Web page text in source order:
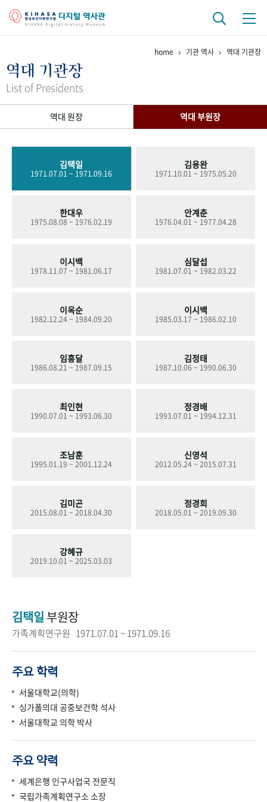
걸어온 길 기관 변천사
연구 역사
기록물 아카이브
사진 아카이브 문서 기록물 영상 기록물
주년 기념
성과 50선 숫자로 보는 50년
주년 광장
home 기관 역사 역대 기관장
역대 기관장
List of Presidents
역대 원장 역대 부원장
김택일
1971.07.01 ~ 1971.09.16
김용완
1971.10.01 ~ 1975.05.20
한대우
1975.08.08 ~ 1976.02.19
안계춘
1976.04.01 ~ 1977.04.28
이시백
1978.11.07 ~ 1981.06.17
심달섭
1981.07.01 ~ 1982.03.22
이옥순
1982.12.24 ~ 1984.09.20
이시백
1985.03.17 ~ 1986.02.10
임흥달
1986.08.21 ~ 1987.09.15
김정태
1987.10.06 ~ 1990.06.30
최인현
1990.07.01 ~ 1993.06.30
정경배
1993.07.01 ~ 1994.12.31
조남훈
1995.01.19 ~ 2001.12.24
신영석
2012.05.24 ~ 2015.07.31
김미곤
2015.08.01 ~ 2018.04.30
정경희
2018.05.01 ~ 2019.09.30
강혜규
2019.10.01 ~ 2025.03.03
김택일 부원장
가족계획연구원 1971.07.01 ~ 1971.09.16
주요 학력
서울대학교(의학)
싱가폴의대 공중보건학 석사
서울대학교 의학 박사
주요 약력
세계은행 인구사업국 전문직
국립가족계획연구소 소장